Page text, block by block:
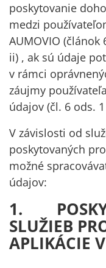
poskytovanie
medzi
AUMOVIO (článok
ii) , ak sú údaje
v rámci
záujmy
údajov (čl. 6 ods.
V závislosti od
poskytovaných
možné
údajov:
1.
SLUŽIEB
APLIKÁCIE